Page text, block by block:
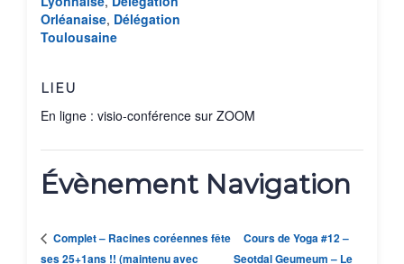
Orléanaise, Délégation
Toulousaine
LIEU
En ligne : visio-conférence sur ZOOM
Évènement Navigation
Complet – Racines coréennes fête
ses 25+1ans !! (maintenu avec
Cours de Yoga #12 –
Seotdal Geumeum – Le